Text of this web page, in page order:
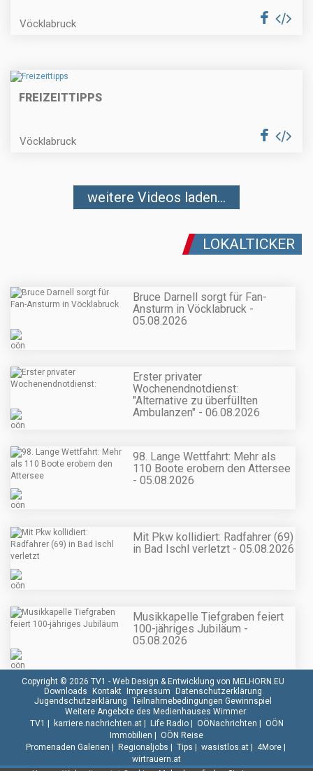
Vöcklabruck
FREIZEITTIPPS
Vöcklabruck
weitere Videos laden...
LOKALTICKER
Bruce Darnell sorgt für Fan-
Ansturm in Vöcklabruck -
05.08.2026
Erster privater
Wochenendnotdienst:
"Alternative zu überfüllten
Ambulanzen" - 06.08.2026
98. Lange Wettfahrt: Mehr als
110 Boote erobern den Attersee
- 05.08.2026
Mit Pkw kollidiert: Radfahrer (69)
in Bad Ischl verletzt - 05.08.2026
Musikkapelle Tiefgraben feiert
100-jähriges Jubiläum -
05.08.2026
Copyright © 2026 TV1 - Web Design & Entwicklung von MELHORN.EU
Downloads
Kontakt Impressum
Datenschutzerklärung
Jugendschutzerklärung Teilnahmebedingungen Gewinnspiel
Weitere Angebote des Medienhauses Wimmer:
TV1
karriere.nachrichten.at| Life Radio| OÖNachrichten
OÖN
Immobilien
OÖN Reise
Promenaden Galerien
Regionaljobs Tips wasistlos.at| 4More|
wirtrauern.at